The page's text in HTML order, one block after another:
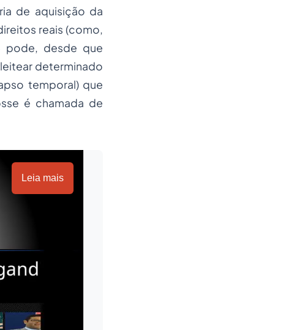
de aquisição da
reais (como,
pode, desde que
determinado
temporal) que
é chamada de
Leia mais